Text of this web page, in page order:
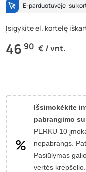
E-parduotuvėje su
Įsigykite el. kortelę
46 90 € / vnt.
Išsimokėkite
pabrangimo
PERKU 10
nepabrangs.
Pasiūlymas
vertės krepšelio.